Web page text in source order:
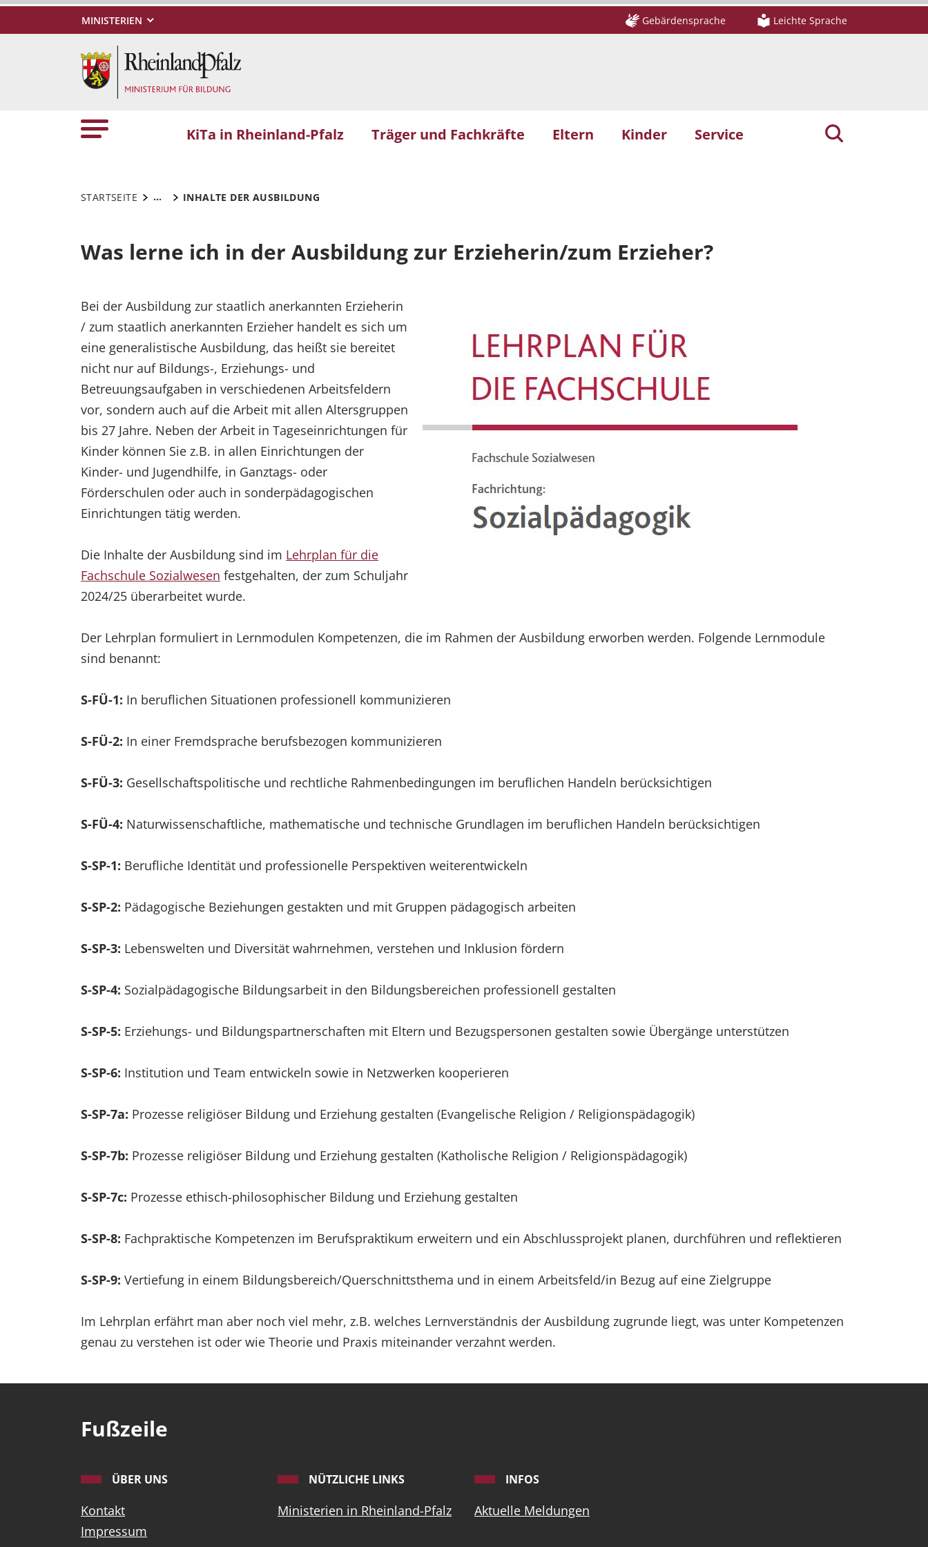
MINISTERIEN Gebärdensprache Leichte Sprache
KiTa in Rheinland-Pfalz Träger und Fachkräfte Eltern Kinder Service
STARTSEITE ... INHALTE DER AUSBILDUNG
Was lerne ich in der Ausbildung zur Erzieherin/zum Erzieher?
Bei der Ausbildung zur staatlich anerkannten Erzieherin
/ zum staatlich anerkannten Erzieher handelt es sich um
eine generalistische Ausbildung, das heißt sie bereitet
nicht nur auf Bildungs-, Erziehungs- und
Betreuungsaufgaben in verschiedenen Arbeitsfeldern
vor, sondern auch auf die Arbeit mit allen Altersgruppen
bis 27 Jahre. Neben der Arbeit in Tageseinrichtungen für
Kinder können Sie z.B. in allen Einrichtungen der
Kinder- und Jugendhilfe, in Ganztags- oder
Förderschulen oder auch in sonderpädagogischen
Einrichtungen tätig werden.
Die Inhalte der Ausbildung sind im Lehrplan für die
Fachschule Sozialwesen festgehalten, der zum Schuljahr
2024/25 überarbeitet wurde.
Der Lehrplan formuliert in Lernmodulen Kompetenzen, die im Rahmen der Ausbildung erworben werden. Folgende Lernmodule
sind benannt:
S-FÜ-1: In beruflichen Situationen professionell kommunizieren
S-FÜ-2: In einer Fremdsprache berufsbezogen kommunizieren
S-FÜ-3: Gesellschaftspolitische und rechtliche Rahmenbedingungen im beruflichen Handeln berücksichtigen
S-FÜ-4: Naturwissenschaftliche, mathematische und technische Grundlagen im beruflichen Handeln berücksichtigen
S-SP-1: Berufliche Identität und professionelle Perspektiven weiterentwickeln
S-SP-2: Pädagogische Beziehungen gestakten und mit Gruppen pädagogisch arbeiten
S-SP-3: Lebenswelten und Diversität wahrnehmen, verstehen und Inklusion fördern
S-SP-4: Sozialpädagogische Bildungsarbeit in den Bildungsbereichen professionell gestalten
S-SP-5: Erziehungs- und Bildungspartnerschaften mit Eltern und Bezugspersonen gestalten sowie Übergänge unterstützen
S-SP-6: Institution und Team entwickeln sowie in Netzwerken kooperieren
S-SP-7a: Prozesse religiöser Bildung und Erziehung gestalten (Evangelische Religion / Religionspädagogik)
S-SP-7b: Prozesse religiöser Bildung und Erziehung gestalten (Katholische Religion / Religionspädagogik)
S-SP-7c: Prozesse ethisch-philosophischer Bildung und Erziehung gestalten
S-SP-8: Fachpraktische Kompetenzen im Berufspraktikum erweitern und ein Abschlussprojekt planen, durchführen und reflektieren
S-SP-9: Vertiefung in einem Bildungsbereich/Querschnittsthema und in einem Arbeitsfeld/in Bezug auf eine Zielgruppe
Im Lehrplan erfährt man aber noch viel mehr, z.B. welches Lernverständnis der Ausbildung zugrunde liegt, was unter Kompetenzen
genau zu verstehen ist oder wie Theorie und Praxis miteinander verzahnt werden.
Fußzeile
ÜBER UNS
Kontakt
Impressum
NÜTZLICHE LINKS
Ministerien in Rheinland-Pfalz
INFOS
Aktuelle Meldungen